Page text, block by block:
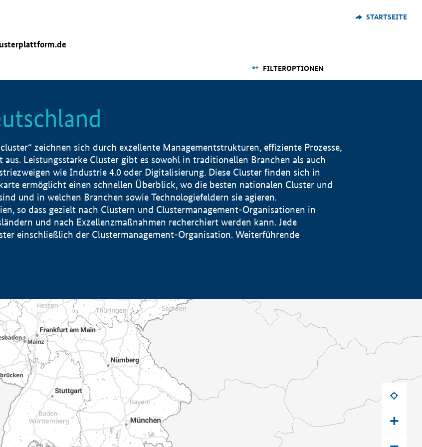
STARTSEITE
FILTEROPTIONEN
zeichnen sich durch exzellente Managementstrukturen, effiziente Prozesse,
Leistungsstarke Cluster gibt es sowohl in traditionellen Branchen als auch
wie Industrie 4.0 oder Digitalisierung. Diese Cluster finden sich in
ermöglicht einen schnellen Überblick, wo die besten nationalen Cluster und
und in welchen Branchen sowie Technologiefeldern sie agieren.
so dass gezielt nach Clustern und Clustermanagement-Organisationen in
und nach Exzellenzmaßnahmen recherchiert werden kann. Jede
einschließlich der Clustermanagement-Organisation. Weiterführende
+